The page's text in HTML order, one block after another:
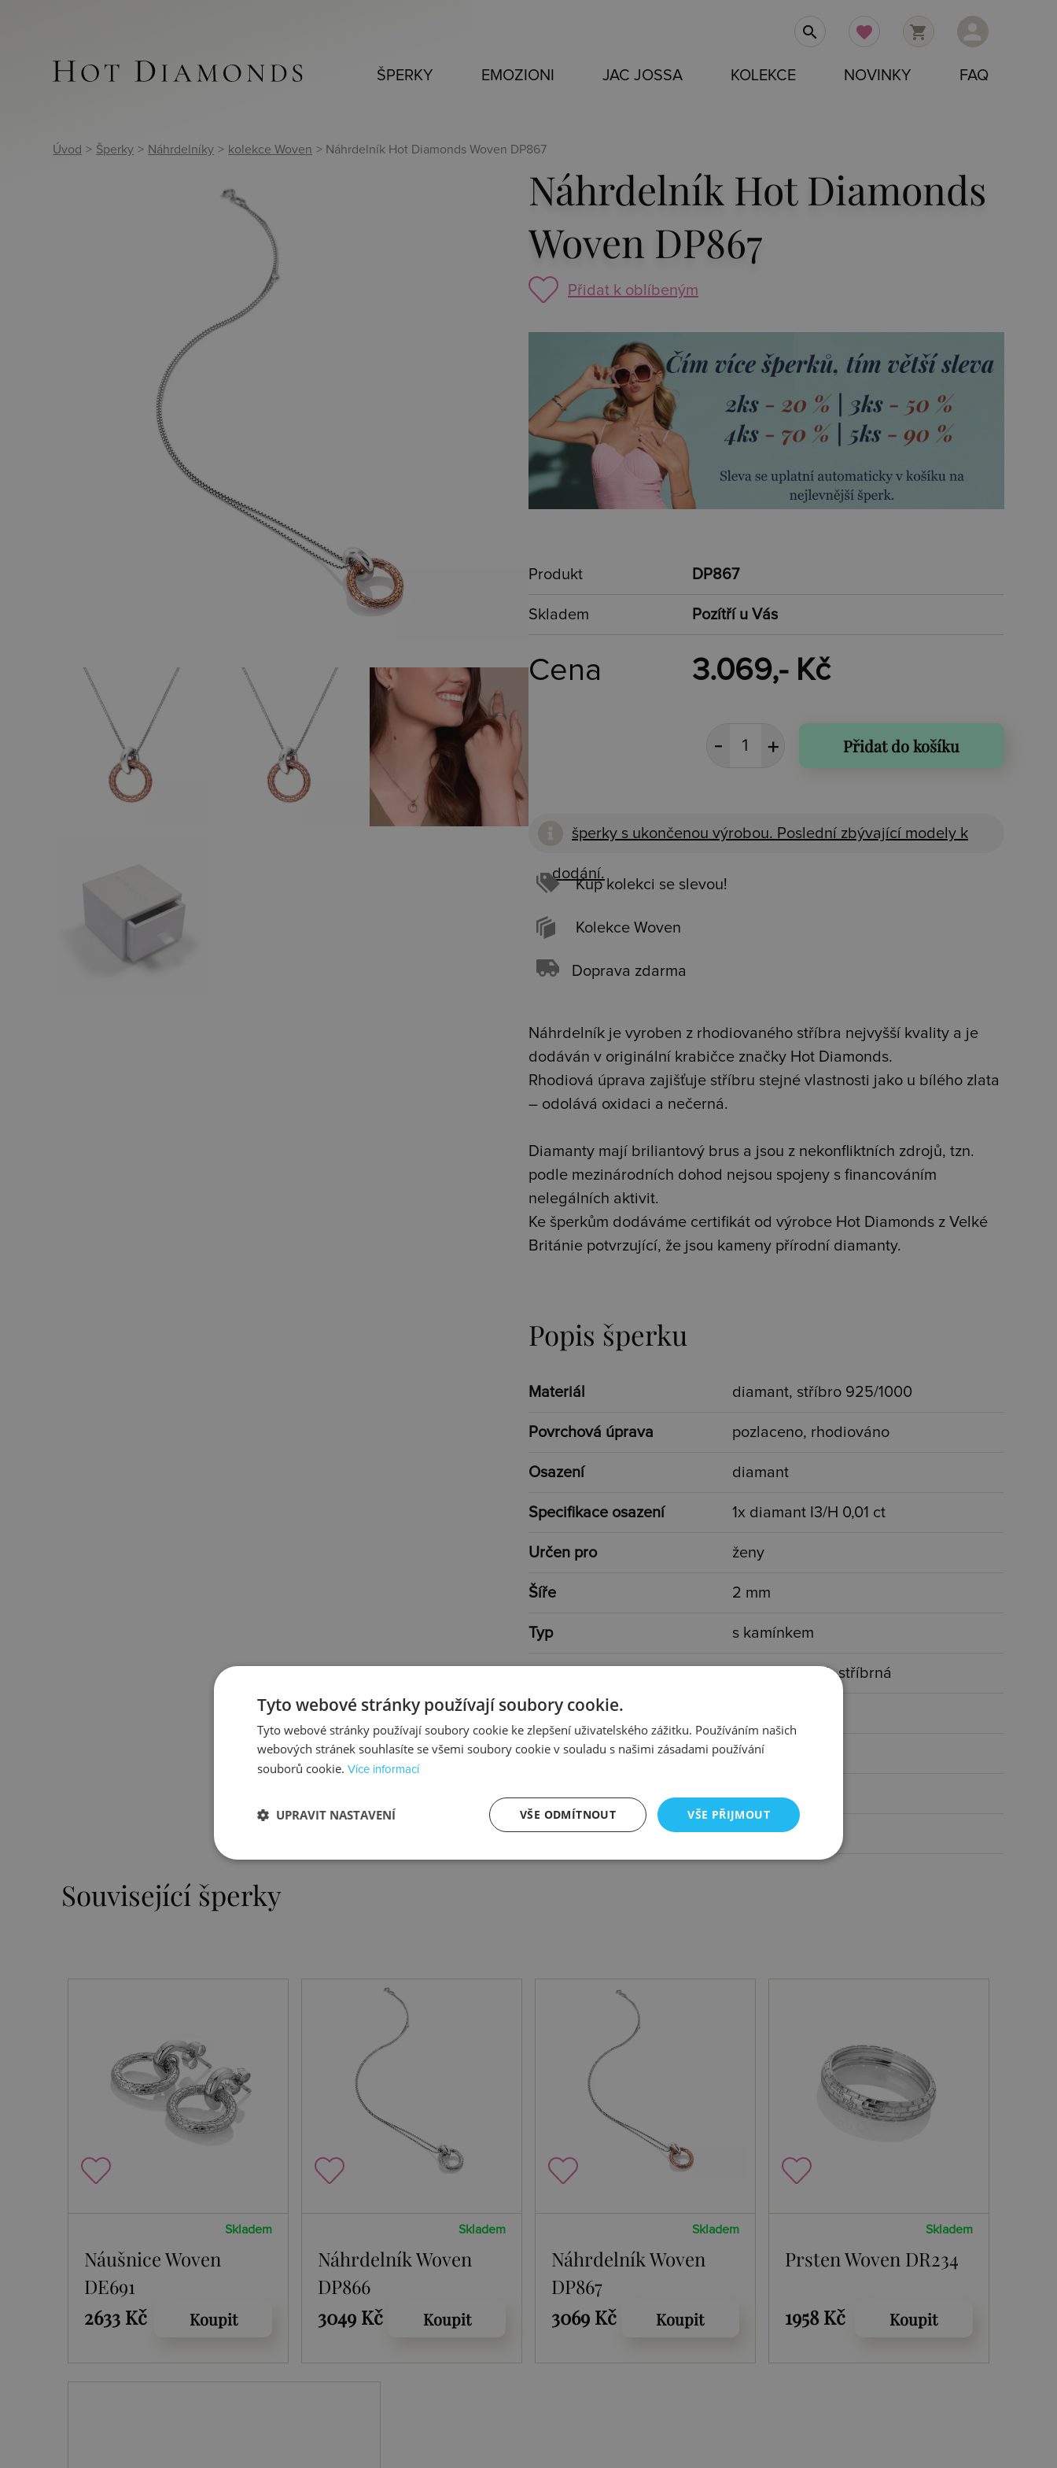
person
shopping_cart
favorite
search
ŠPERKY EMOZIONI JAC JOSSA KOLEKCE NOVINKY FAQ
Úvod > Šperky > Náhrdelníky > kolekce Woven > Náhrdelník Hot Diamonds Woven DP867
Náhrdelník Hot Diamonds
Woven DP867
Přidat k oblíbeným
Produkt DP867
Skladem Pozítří u Vás
Cena 3.069,- Kč
Přidat do košíku
šperky s ukončenou výrobou. Poslední zbývající modely k
dodání.
Kup kolekci se slevou!
Kolekce Woven
Doprava zdarma
Náhrdelník je vyroben z rhodiovaného stříbra nejvyšší kvality a je
dodáván v originální krabičce značky Hot Diamonds.
Rhodiová úprava zajišťuje stříbru stejné vlastnosti jako u bílého zlata
– odolává oxidaci a nečerná.
Diamanty mají briliantový brus a jsou z nekonfliktních zdrojů, tzn.
podle mezinárodních dohod nejsou spojeny s financováním
nelegálních aktivit.
Ke šperkům dodáváme certifikát od výrobce Hot Diamonds z Velké
Británie potvrzující, že jsou kameny přírodní diamanty.
Popis šperku
Materiál diamant, stříbro 925/1000
Povrchová úprava pozlaceno, rhodiováno
Osazení diamant
Specifikace osazení 1x diamant I3/H 0,01 ct
Určen pro ženy
Šíře 2 mm
Typ s kamínkem
čirá, bronzová, stříbrná
Délka
Rozměr 16x20 mm
Průměr 16 mm
Související šperky
Skladem
Náušnice Woven
DE691
2633 Kč
Koupit
Skladem
Náhrdelník Woven
DP866
3049 Kč
Koupit
Skladem
Náhrdelník Woven
DP867
3069 Kč
Koupit
Skladem
Prsten Woven DR234
1958 Kč Koupit
Tyto webové stránky používají soubory cookie.
Tyto webové stránky používají soubory cookie ke zlepšení uživatelského zážitku. Používáním našich
webových stránek souhlasíte se všemi soubory cookie v souladu s našimi zásadami používání
souborů cookie. Více informací
VŠE PŘIJMOUT
VŠE ODMÍTNOUT
UPRAVIT NASTAVENÍ